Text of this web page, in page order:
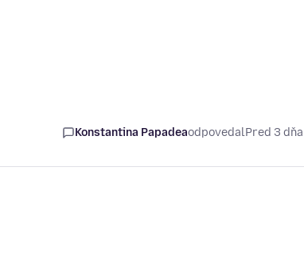
Konstantina PapadeaodpovedalPred 3